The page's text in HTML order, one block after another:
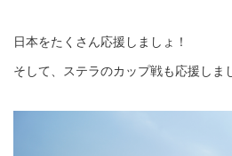
日本をたくさん応援しましょ！
そして、ステラのカップ戦も応援しま